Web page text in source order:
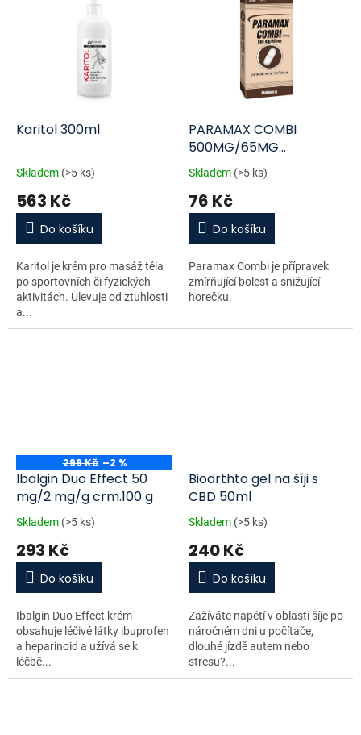
Karitol 300ml
Skladem (>5 ks)
563 Kč
Do košíku
Karitol je krém pro masáž těla
po sportovních či fyzických
aktivitách. Ulevuje od ztuhlosti
a...
PARAMAX COMBI
500MG/65MG
neobalené tablety 30
Skladem (>5 ks)
76 Kč
Do košíku
Paramax Combi je přípravek
zmírňující bolest a snižující
horečku.
299 Kč –2 %
Ibalgin Duo Effect 50
mg/2 mg/g crm.100 g
Skladem (>5 ks)
293 Kč
Do košíku
Ibalgin Duo Effect krém
obsahuje léčivé látky ibuprofen
a heparinoid a užívá se k
léčbě...
Bioarthto gel na šíji s
CBD 50ml
Skladem (>5 ks)
240 Kč
Do košíku
Zažíváte napětí v oblasti šíje po
náročném dni u počítače,
dlouhé jízdě autem nebo
stresu?...